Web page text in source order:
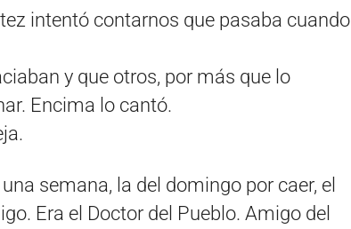
intentó contarnos que pasaba cuando
y que otros, por más que lo
Encima lo cantó.
semana, la del domingo por caer, el
Era el Doctor del Pueblo. Amigo del